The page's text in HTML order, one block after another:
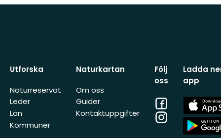
Utforska
Naturreservat
Leder
Län
Kommuner
Naturkartan
Om oss
Guider
Kontaktuppgifter
Följ
oss
Facebook
Instagram
Ladda
app
App
Store
App
Store